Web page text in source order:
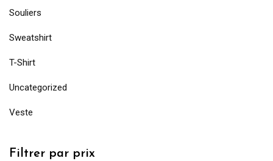
Souliers
Sweatshirt
T-Shirt
Uncategorized
Veste
Filtrer par prix